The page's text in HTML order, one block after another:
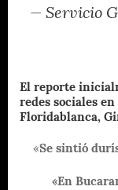
— Servicio
El reporte
redes sociales
Floridablanca,
«Se sintió
«En